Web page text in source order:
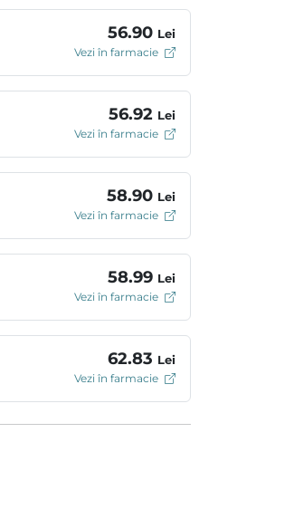
56.90 Lei
Vezi în farmacie
56.92 Lei
Vezi în farmacie
58.90 Lei
Vezi în farmacie
58.99 Lei
Vezi în farmacie
62.83 Lei
Vezi în farmacie